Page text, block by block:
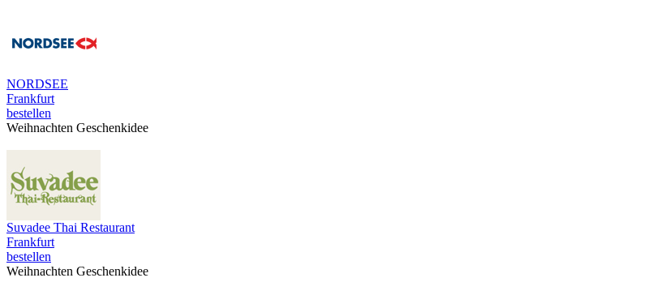
NORDSEE
Frankfurt
bestellen
Weihnachten Geschenkidee
Suvadee Thai Restaurant
Frankfurt
bestellen
Weihnachten Geschenkidee